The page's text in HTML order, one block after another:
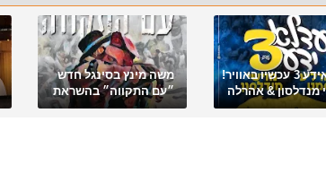
עדלאידע 3 עכשיו באוויר!
מנדלסון & אהרלה
באלבום פורימי
משה מינץ בסינגל חדש
״עם התקווה״ בהשראת
ארגון "ביחד ננצח"